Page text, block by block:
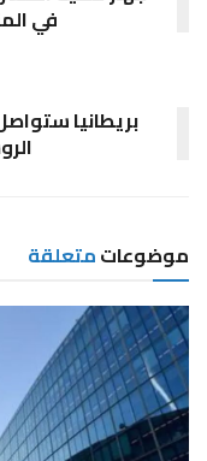
في
بريطانيا
موضوعاتمتعلقة